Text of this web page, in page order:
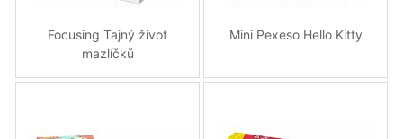
Focusing Tajný život
mazlíčků
Mini Pexeso Hello Kitty